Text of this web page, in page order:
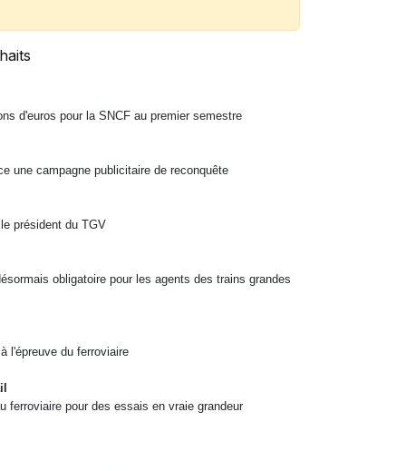
d'euros pour la SNCF au premier semestre
une campagne publicitaire de reconquête
président du TGV
obligatoire pour les agents des trains grandes
l'épreuve du ferroviaire
ferroviaire pour des essais en vraie grandeur